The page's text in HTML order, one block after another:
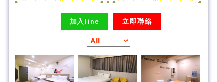
加入line 立即聯絡